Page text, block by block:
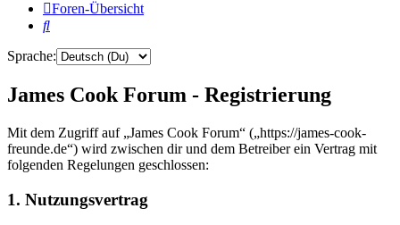
Foren-Übersicht
Suche
Sprache:
James Cook Forum - Registrierung
Mit dem Zugriff auf „James Cook Forum“ („https://james-cook-
freunde.de“) wird zwischen dir und dem Betreiber ein Vertrag mit
folgenden Regelungen geschlossen:
1. Nutzungsvertrag